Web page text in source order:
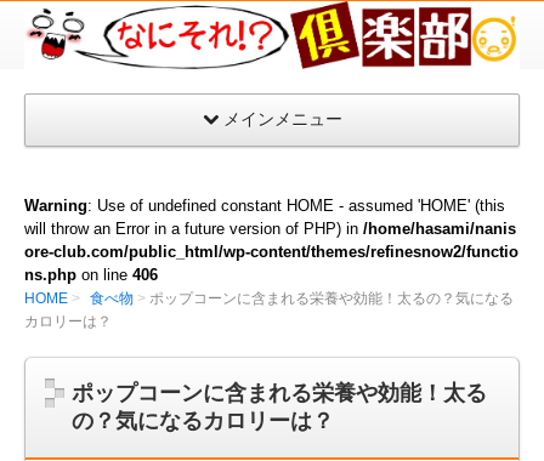
な
そ
部
メインメニュー
Warning: Use of undefined constant HOME - assumed 'HOME' (this
will throw an Error in a future version of PHP) in /home/hasami/nanis
ore-club.com/public_html/wp-content/themes/refinesnow2/functio
ns.php on line 406
HOME 食べ物
ポップコーンに含まれる栄養や効能！太るの？気になる
カロリーは？
ポップコーンに含まれる栄養や効能！太る
の？気になるカロリーは？